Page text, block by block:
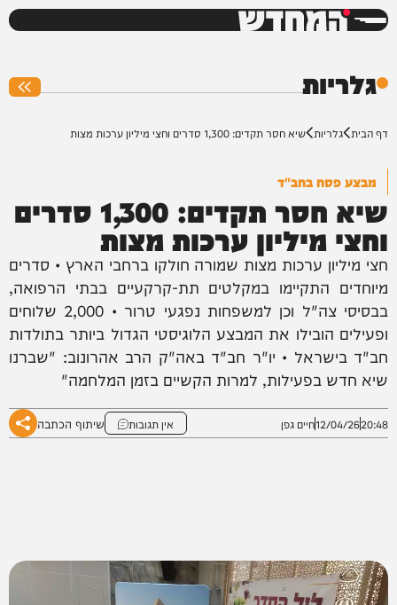
המחדש
גלריות
דף הבית גלריות שיא חסר תקדים: 1,300 סדרים וחצי מיליון ערכות מצות
מבצע פסח בחב"ד
שיא חסר תקדים: 1,300 סדרים
וחצי מיליון ערכות מצות
חצי מיליון ערכות מצות שמורה חולקו ברחבי הארץ • סדרים
מיוחדים התקיימו במקלטים תת-קרקעיים בבתי הרפואה,
בבסיסי צה"ל וכן למשפחות נפגעי טרור • 2,000 שלוחים
ופעילים הובילו את המבצע הלוגיסטי הגדול ביותר בתולדות
חב"ד בישראל • יו"ר חב"ד באה"ק הרב אהרונוב: "שברנו
שיא חדש בפעילות, למרות הקשיים בזמן המלחמה"
20:48
12/04/26חיים גפן אין תגובות שיתוף הכתבה